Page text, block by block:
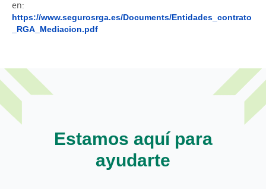
en:
https://www.segurosrga.es/Documents/Entidades_contrato
_RGA_Mediacion.pdf
Estamos aquí para
ayudarte